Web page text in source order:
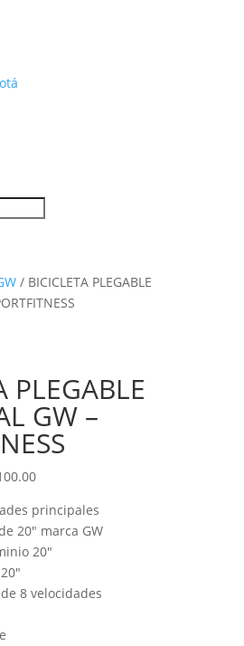
/ BICICLETA PLEGABLE
PLEGABLE
GW –
El
actual
es:
$999,100.00.
principales
20″ marca GW
20″
8 velocidades